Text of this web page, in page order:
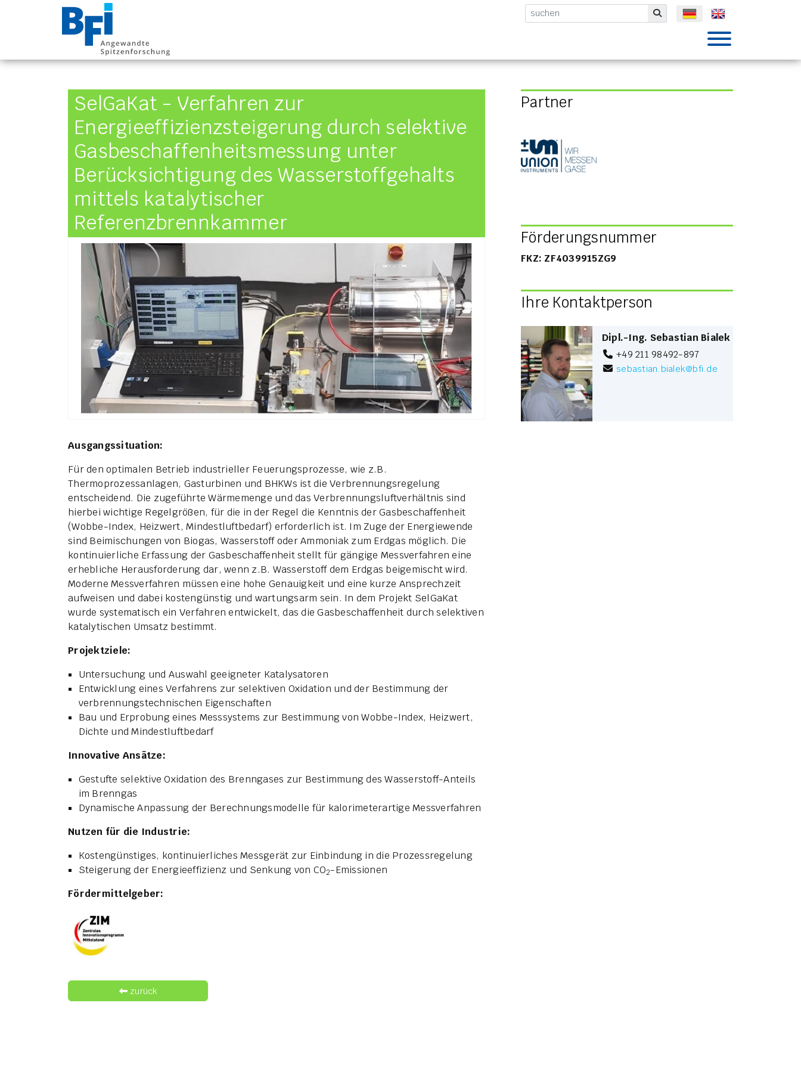
BFI VDEh-Betriebsforschungsinstitut GmbH Submit
SelGaKat - Verfahren zur
Energieeffizienzsteigerung durch selektive
Gasbeschaffenheitsmessung unter
Berücksichtigung des Wasserstoffgehalts
mittels katalytischer
Referenzbrennkammer
Ausgangssituation:
Für den optimalen Betrieb industrieller Feuerungsprozesse, wie z.B.
Thermoprozessanlagen, Gasturbinen und BHKWs ist die Verbrennungsregelung
entscheidend. Die zugeführte Wärmemenge und das Verbrennungsluftverhältnis sind
hierbei wichtige Regelgrößen, für die in der Regel die Kenntnis der Gasbeschaffenheit
(Wobbe-Index, Heizwert, Mindestluftbedarf) erforderlich ist. Im Zuge der Energiewende
sind Beimischungen von Biogas, Wasserstoff oder Ammoniak zum Erdgas möglich. Die
kontinuierliche Erfassung der Gasbeschaffenheit stellt für gängige Messverfahren eine
erhebliche Herausforderung dar, wenn z.B. Wasserstoff dem Erdgas beigemischt wird.
Moderne Messverfahren müssen eine hohe Genauigkeit und eine kurze Ansprechzeit
aufweisen und dabei kostengünstig und wartungsarm sein. In dem Projekt SelGaKat
wurde systematisch ein Verfahren entwickelt, das die Gasbeschaffenheit durch selektiven
katalytischen Umsatz bestimmt.
Projektziele:
Untersuchung und Auswahl geeigneter Katalysatoren
Entwicklung eines Verfahrens zur selektiven Oxidation und der Bestimmung der
verbrennungstechnischen Eigenschaften
Bau und Erprobung eines Messsystems zur Bestimmung von Wobbe-Index, Heizwert,
Dichte und Mindestluftbedarf
Innovative Ansätze:
Gestufte selektive Oxidation des Brenngases zur Bestimmung des Wasserstoff-Anteils
im Brenngas
Dynamische Anpassung der Berechnungsmodelle für kalorimeterartige Messverfahren
Nutzen für die Industrie:
Kostengünstiges, kontinuierliches Messgerät zur Einbindung in die Prozessregelung
Steigerung der Energieeffizienz und Senkung von CO2-Emissionen
Fördermittelgeber:
zurück
Partner
Förderungsnummer
FKZ: ZF4039915ZG9
Ihre Kontaktperson
Dipl.-Ing. Sebastian Bialek
+49 211 98492-897
sebastian.bialek@bfi.de